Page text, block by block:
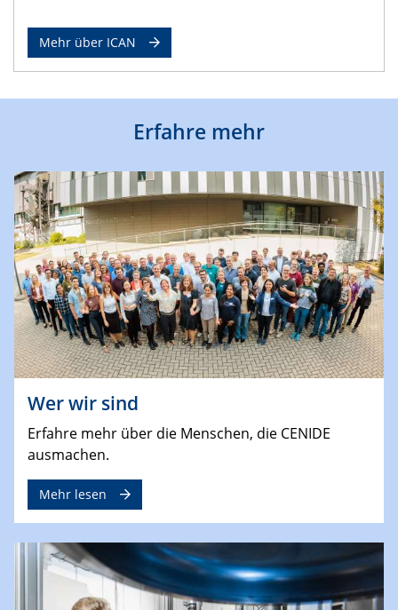
Mehr über ICAN
Erfahre mehr
Wer wir sind
Erfahre mehr über die Menschen, die CENIDE
ausmachen.
Mehr lesen